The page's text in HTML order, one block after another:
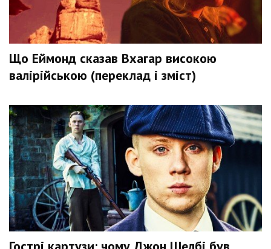
Що Еймонд сказав Вхагар високою
валірійською (переклад і зміст)